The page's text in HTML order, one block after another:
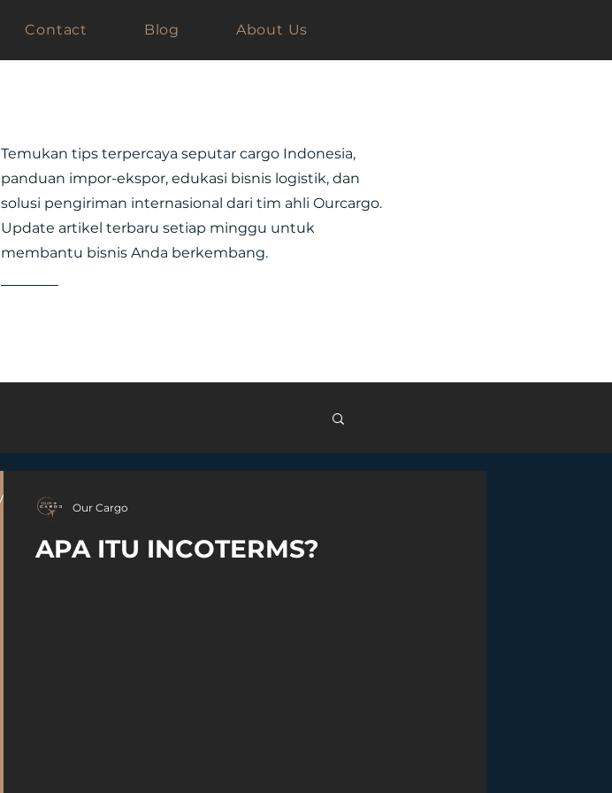
Contact Blog About Us
Temukan tips terpercaya seputar cargo Indonesia,
panduan impor-ekspor, edukasi bisnis logistik, dan
solusi pengiriman internasional dari tim ahli Ourcargo.
Update artikel terbaru setiap minggu untuk
membantu bisnis Anda berkembang.
APA ITU INCOTERMS?
Our Cargo